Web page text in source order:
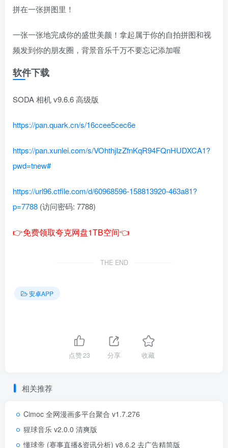
拼在一张拼图里！
一张一张地完成你的盛世美颜！拿起属于你的自拍拼图和视
频发到你的朋友圈，背景音乐千万不要忘记添加喔
软件下载
SODA 相机 v9.6.6 高级版
https://pan.quark.cn/s/16ccee5cec6e
https://pan.xunlei.com/s/VOhthjIzZfnKqR94FQnHUDXCA1?
pwd=tnew#
https://url96.ctfile.com/d/60968596-158813920-463a81?
p=7788 (访问密码: 7788)
👉免费领取夸克网盘1TB空间👈
THE END
安卓APP
点赞23 分享 收藏
相关推荐
Cimoc 全网漫画多平台聚合 v1.7.276
猩球音乐 v2.0.0 清爽版
懂球帝 (赛事直播&资讯分析) v8.6.2 去广告精简版